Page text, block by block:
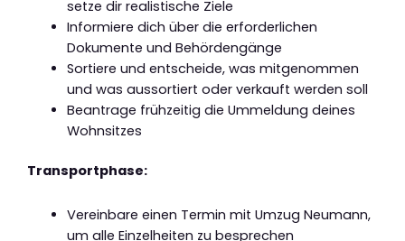
setze dir realistische Ziele
Informiere dich über die erforderlichen
Dokumente und Behördengänge
Sortiere und entscheide, was mitgenommen
und was aussortiert oder verkauft werden soll
Beantrage frühzeitig die Ummeldung deines
Wohnsitzes
Transportphase:
Vereinbare einen Termin mit Umzug Neumann,
um alle Einzelheiten zu besprechen